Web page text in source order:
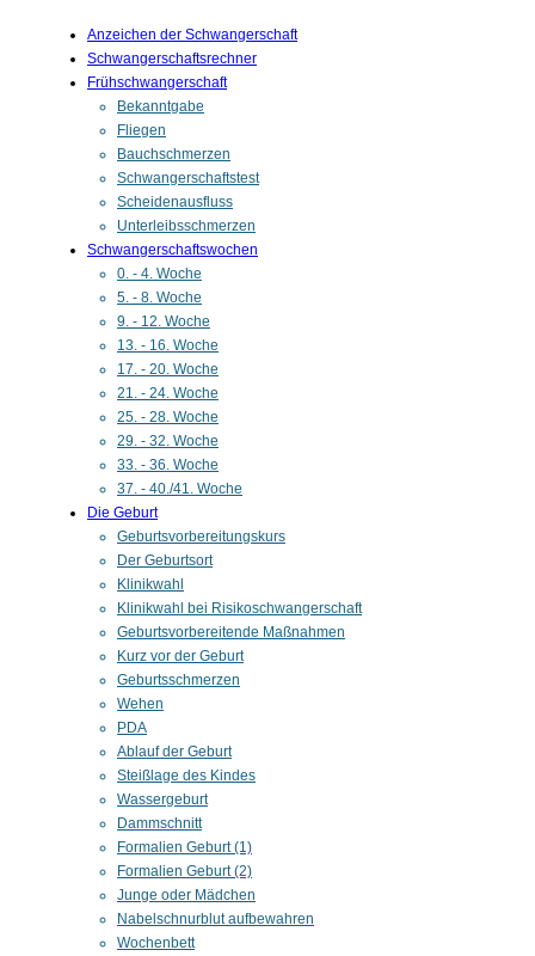
Anzeichen der Schwangerschaft
Schwangerschaftsrechner
Frühschwangerschaft
Bekanntgabe
Fliegen
Bauchschmerzen
Schwangerschaftstest
Scheidenausfluss
Unterleibsschmerzen
Schwangerschaftswochen
0. - 4. Woche
5. - 8. Woche
9. - 12. Woche
13. - 16. Woche
17. - 20. Woche
21. - 24. Woche
25. - 28. Woche
29. - 32. Woche
33. - 36. Woche
37. - 40./41. Woche
Die Geburt
Geburtsvorbereitungskurs
Der Geburtsort
Klinikwahl
Klinikwahl bei Risikoschwangerschaft
Geburtsvorbereitende Maßnahmen
Kurz vor der Geburt
Geburtsschmerzen
Wehen
PDA
Ablauf der Geburt
Steißlage des Kindes
Wassergeburt
Dammschnitt
Formalien Geburt (1)
Formalien Geburt (2)
Junge oder Mädchen
Nabelschnurblut aufbewahren
Wochenbett